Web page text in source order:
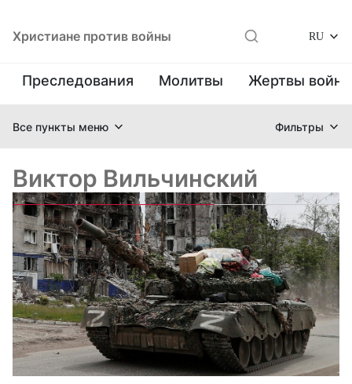
Христиане против войны RU
Преследования Молитвы Жертвы
Все пункты меню Фильтры
Виктор Вильчинский